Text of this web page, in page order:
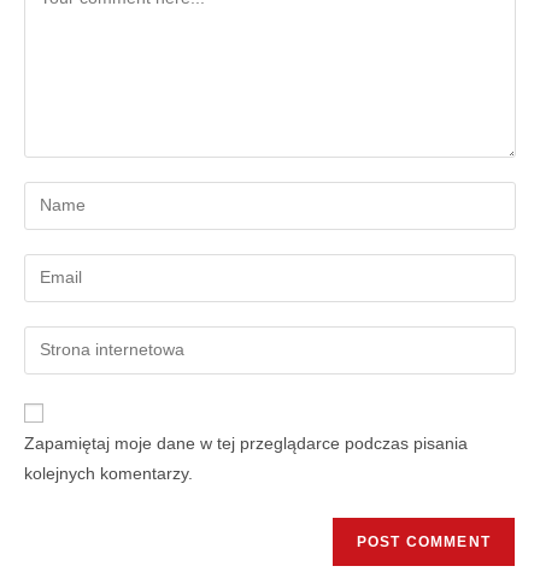
Zapamiętaj moje dane w tej przeglądarce podczas pisania
kolejnych komentarzy.